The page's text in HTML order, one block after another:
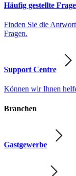
Häufig gestellte
Finden Sie die
Fragen.
Support Centre
Können wir Ihnen
Branchen
Gastgewerbe